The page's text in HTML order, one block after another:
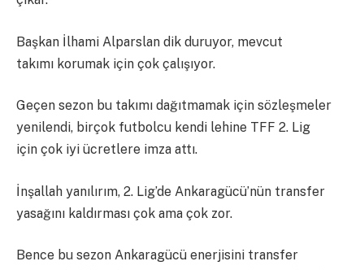
Başkan İlhami Alparslan dik duruyor, mevcut
takımı korumak için çok çalışıyor.
Geçen sezon bu takımı dağıtmamak için sözleşmeler
yenilendi, birçok futbolcu kendi lehine TFF 2. Lig
için çok iyi ücretlere imza attı.
İnşallah yanılırım, 2. Lig’de Ankaragücü’nün transfer
yasağını kaldırması çok ama çok zor.
Bence bu sezon Ankaragücü enerjisini transfer